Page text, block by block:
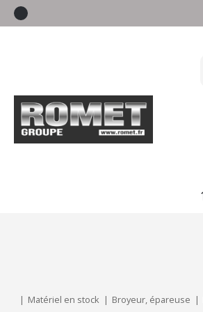
Matériel en stock Broyeur, épareuse